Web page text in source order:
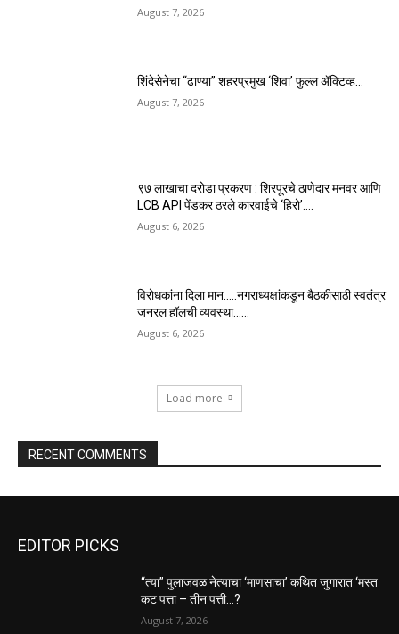
August 7, 2026
शिंदेसेनेचा “ढाण्या” शहरप्रमुख ‘शिवा’ फुल्ल ॲक्टिव्ह…
August 7, 2026
९७ लाखाचा दरोडा प्रकरण : शिरपूरचे ठाणेदार मनवर आणि
LCB API पेंडकर ठरले कारवाईचे ‘हिरो’….
August 6, 2026
विरोधकांना दिला मान…..नगराध्यक्षांकडून बैठकीसाठी स्वतंत्र
जनरल हॉलची व्यवस्था……
August 6, 2026
Load more
RECENT COMMENTS
EDITOR PICKS
“त्या” पुलाजवळ नेत्याचा ‘माणसाचा’ कथित जुगारात ‘मस्त
कट पत्ता – तीन पत्ती…?
August 7, 2026